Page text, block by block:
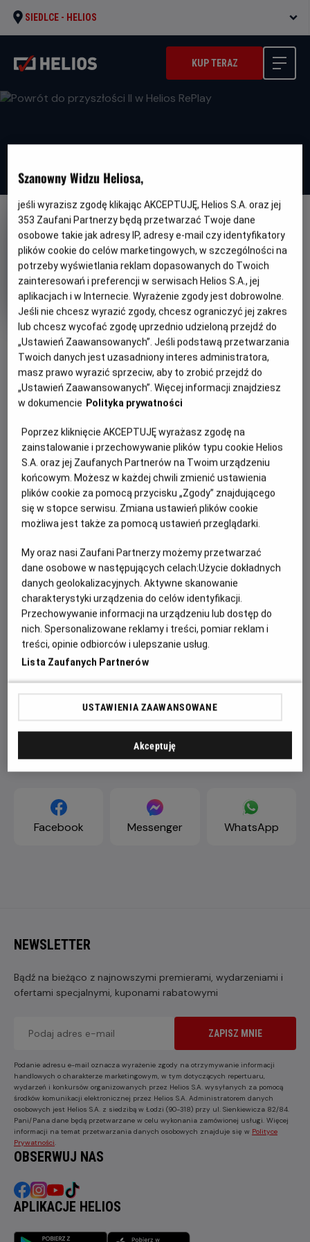
SIEDLCE - HELIOS
KUP TERAZ
OBSERWUJ
Powrót do przyszłości II w Helios
RePlay
Oryginalny
tytuł
Back to the Future Part II Gatunek
Przygodowy /
Akcja
Minimalny
wiek
Od 13 lat
Czas
trwania
118 min
REŻYSERIA
Robert Zemeckis
SCENARIUSZ
Robert Zemeckis, Bob Gale
OBSADA
Christopher Lloyd, Michael J. Fox, Lea Thompson
WIĘCEJ SZCZEGÓŁÓW
OPIS WYDARZENIA
Marty McFly i doktor Brown powracają! Tym razem muszą
udać się w przyszłość, by uchronić dzieci Marty'ego przed
niebezpieczeństwem. Od tego momentu podróże w
czasie stają się coraz bardziej szalone, a ekipa musi
wykonywać liczne skoki w czasie, ponieważ ich wyprawy
mają oszałamiający wpływ na bieg historii. To wymagająca
ZAPROŚ ZNAJOMYCH
Facebook Messenger WhatsApp
NEWSLETTER
Bądź na bieżąco z najnowszymi premierami, wydarzeniami i
ofertami specjalnymi, kuponami rabatowymi
ZAPISZ MNIE
Podanie adresu e-mail oznacza wyrażenie zgody na otrzymywanie informacji
handlowych o charakterze marketingowym, w tym dotyczących repertuaru,
wydarzeń i konkursów organizowanych przez Helios S.A. wysyłanych za pomocą
środków komunikacji elektronicznej przez Helios S.A. Administratorem danych
osobowych jest Helios S.A. z siedzibą w Łodzi (90-318) przy ul. Sienkiewicza 82/84.
Pani/Pana dane będą przetwarzane w celu wykonania zamówionej usługi. Więcej
informacji na temat przetwarzania danych osobowych znajduje się w Polityce
Prywatności
OBSERWUJ NAS
APLIKACJE HELIOS
Szanowny Widzu Heliosa,
jeśli wyrazisz zgodę klikając AKCEPTUJĘ, Helios S.A. oraz jej
353 Zaufani Partnerzy będą przetwarzać Twoje dane
osobowe takie jak adresy IP, adresy e-mail czy identyfikatory
plików cookie do celów marketingowych, w szczególności na
potrzeby wyświetlania reklam dopasowanych do Twoich
zainteresowań i preferencji w serwisach Helios S.A., jej
aplikacjach i w Internecie. Wyrażenie zgody jest dobrowolne.
Jeśli nie chcesz wyrazić zgody, chcesz ograniczyć jej zakres
lub chcesz wycofać zgodę uprzednio udzieloną przejdź do
„Ustawień Zaawansowanych”. Jeśli podstawą przetwarzania
Twoich danych jest uzasadniony interes administratora,
masz prawo wyrazić sprzeciw, aby to zrobić przejdź do
„Ustawień Zaawansowanych”. Więcej informacji znajdziesz
w dokumencie Polityka prywatności
Poprzez kliknięcie AKCEPTUJĘ wyrażasz zgodę na
zainstalowanie i przechowywanie plików typu cookie Helios
S.A. oraz jej Zaufanych Partnerów na Twoim urządzeniu
końcowym. Możesz w każdej chwili zmienić ustawienia
plików cookie za pomocą przycisku „Zgody” znajdującego
się w stopce serwisu. Zmiana ustawień plików cookie
możliwa jest także za pomocą ustawień przeglądarki.
My oraz nasi Zaufani Partnerzy możemy przetwarzać
dane osobowe w następujących celach:Użycie dokładnych
danych geolokalizacyjnych. Aktywne skanowanie
charakterystyki urządzenia do celów identyfikacji.
Przechowywanie informacji na urządzeniu lub dostęp do
nich. Spersonalizowane reklamy i treści, pomiar reklam i
treści, opinie odbiorców i ulepszanie usług.
Lista Zaufanych Partnerów
USTAWIENIA ZAAWANSOWANE
Akceptuję